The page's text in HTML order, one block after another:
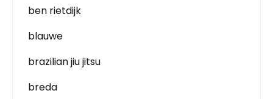
ben rietdijk
blauwe
brazilian jiu jitsu
breda